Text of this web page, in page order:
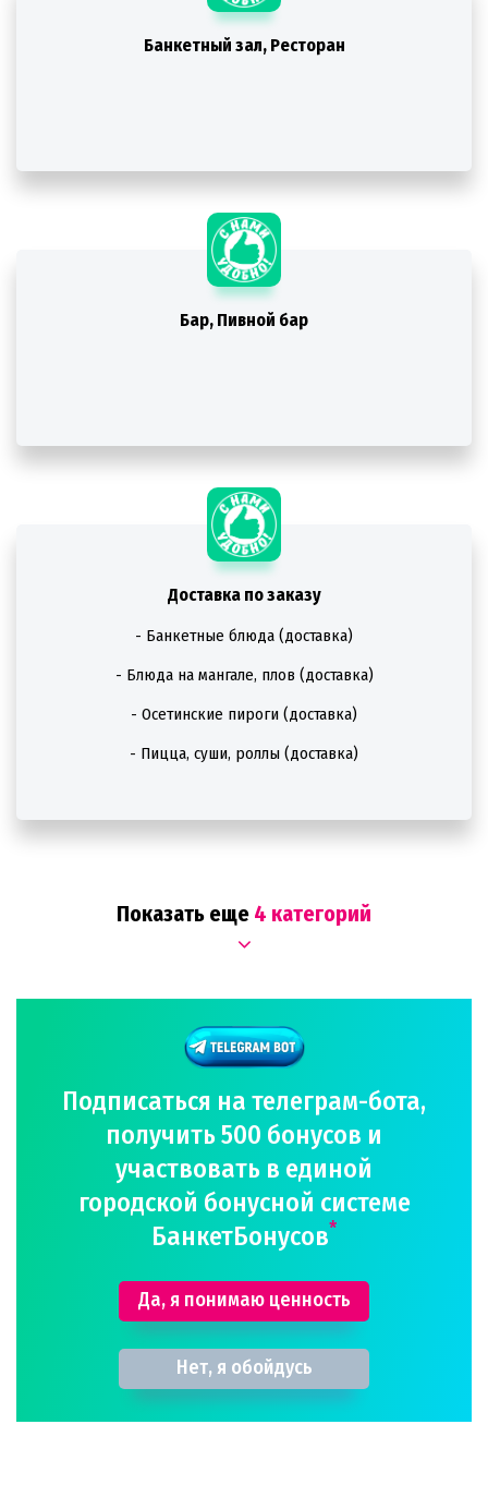
Банкетный зал, Ресторан
Бар, Пивной бар
Доставка по заказу
- Банкетные блюда (доставка)
- Блюда на мангале, плов (доставка)
- Осетинские пироги (доставка)
- Пицца, суши, роллы (доставка)
Показать еще 4 категорий
Подписаться на телеграм-бота,
получить 500 бонусов и
участвовать в единой
городской бонусной системе
БанкетБонусов*
Да, я понимаю ценность
Нет, я обойдусь